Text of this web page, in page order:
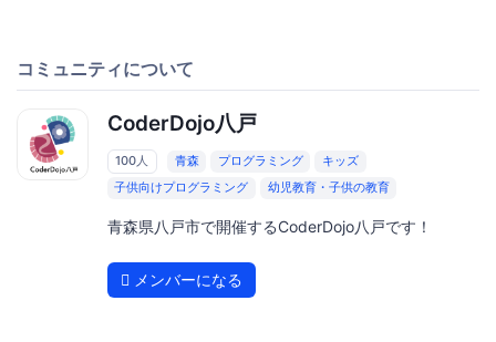
コミュニティについて
CoderDojo八戸
100人 青森 プログラミング
キッズ
子供向けプログラミング
幼児教育・子供の教育
青森県八戸市で開催するCoderDojo八戸です！
メンバーになる